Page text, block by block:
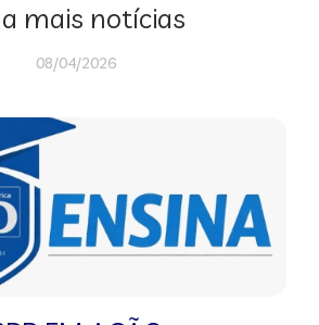
mais notícias
08/04/2026